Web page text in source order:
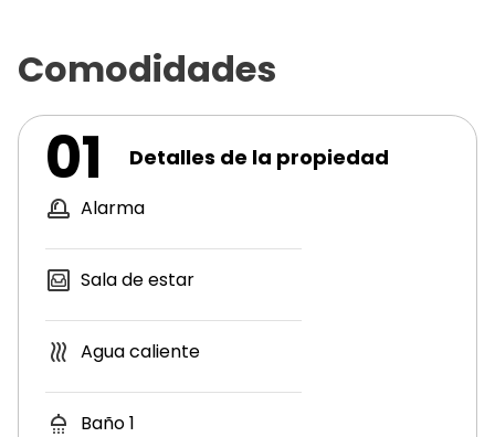
Comodidades
01 Detalles de la propiedad
Alarma
Sala de estar
Agua caliente
Baño1